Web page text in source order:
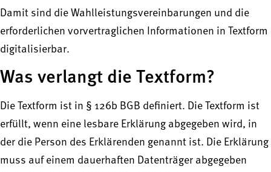
Damit sind die Wahlleistungsvereinbarungen und die
erforderlichen vorvertraglichen Informationen in Textform
digitalisierbar.
Was verlangt die Textform?
Die Textform ist in § 126b BGB definiert. Die Textform ist
erfüllt, wenn eine lesbare Erklärung abgegeben wird, in
der die Person des Erklärenden genannt ist. Die Erklärung
muss auf einem dauerhaften Datenträger abgegeben